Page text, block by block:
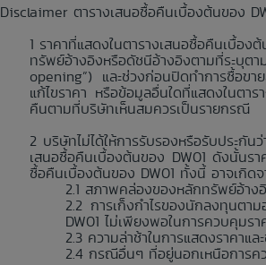
Disclaimer ตารางเสนอซื้อคืนเบื้องต้นของ
ราคาที่แสดงในตารางเสนอซื้อคืนเบื้อ
ทรัพย์อ้างอิงหรือดัชนีอ้างอิงตามที่ระบุตา
opening”) และช่วงก่อนปิดทำการซื้อข
แก้ไขราคา หรือข้อมูลอื่นใดที่แสดงในตา
คืนตามที่บริษัทเห็นสมควรเป็นรายกรณี
บริษัทไม่ได้ให้การรับรองหรือรับประกัน
เสนอซื้อคืนเบื้องต้นของ DW01 ดังนั้นรา
ซื้อคืนเบื้องต้นของ DW01 ทั้งนี้ อาจเกิด
สภาพคล่องของหลักทรัพย์อ้าง
การเก็งกำไรของนักลงทุนตา
DW01 ไม่เพียงพอในการควบคุมร
ความล่าช้าในการแสดงราคาแ
กรณีอื่นๆ ที่อยู่นอกเหนือการค